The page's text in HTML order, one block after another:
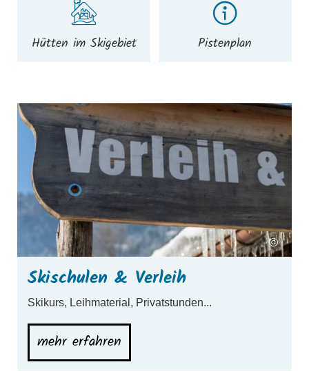
Hütten im Skigebiet Pistenplan
©
Skischulen & Verleih
Skikurs, Leihmaterial, Privatstunden...
mehr erfahren
mehr erfahren